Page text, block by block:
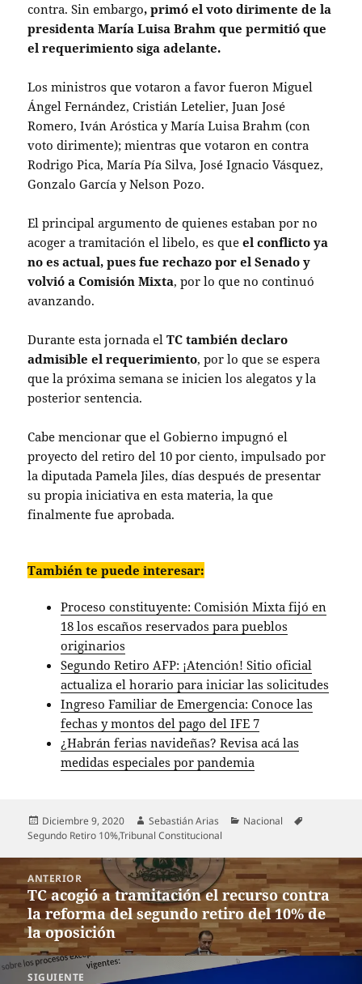
contra. Sin embargo, primó el voto dirimente de la
presidenta María Luisa Brahm que permitió que
el requerimiento siga adelante.
Los ministros que votaron a favor fueron Miguel
Ángel Fernández, Cristián Letelier, Juan José
Romero, Iván Aróstica y María Luisa Brahm (con
voto dirimente); mientras que votaron en contra
Rodrigo Pica, María Pía Silva, José Ignacio Vásquez,
Gonzalo García y Nelson Pozo.
El principal argumento de quienes estaban por no
acoger a tramitación el libelo, es queel conflicto ya
no es actual, pues fue rechazo por el Senado y
volvió a Comisión Mixta, por lo que no continuó
avanzando.
Durante esta jornada elTC también declaro
admisible el requerimiento, por lo que se espera
que la próxima semana se inicien los alegatos y la
posterior sentencia.
Cabe mencionar que el Gobierno impugnó el
proyecto del retiro del 10 por ciento, impulsado por
la diputada Pamela Jiles, días después de presentar
su propia iniciativa en esta materia, la que
finalmente fue aprobada.
También te puede interesar:
Proceso constituyente: Comisión Mixta fijó en
18 los escaños reservados para pueblos
originarios
Segundo Retiro AFP: ¡Atención! Sitio oficial
actualiza el horario para iniciar las solicitudes
Ingreso Familiar de Emergencia: Conoce las
fechas y montos del pago del IFE 7
¿Habrán ferias navideñas? Revisa acá las
medidas especiales por pandemia
Publicado
el
Diciembre 9, 2020 Autor
Sebastián Arias Categorías
Nacional
Segundo Retiro 10%,Tribunal Constitucional
Navegación
de
entradas
ANTERIOR
Entrada
anterior:
TC acogió a tramitación el recurso contra
la reforma del segundo retiro del 10% de
la oposición
SIGUIENTE